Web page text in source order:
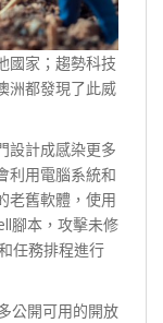
國家；趨勢科技
洲都發現了此威
設計成感染更多
利用電腦系統和
老舊軟體，使用
腳本，攻擊未修
任務排程進行
公開可用的開放